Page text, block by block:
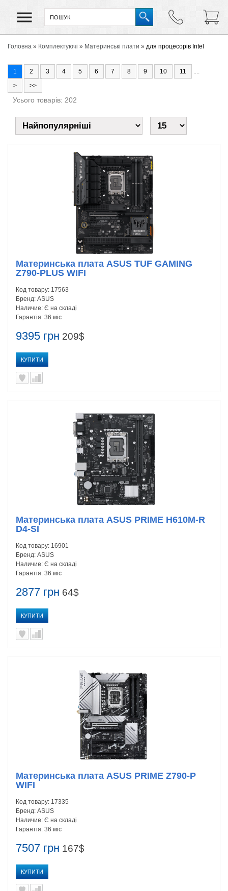
Головна » Комплектуючі » Материнські плати » для процесорів Intel
1 2 3 4 5 6 7 8 9 10 11
....
>
>>
Усього товарів: 202
9395 грн 209$
КУПИТИ
Материнська плата ASUS TUF GAMING
Z790-PLUS WIFI
Код товару: 17563
Бренд: ASUS
Наличие: Є на складі
Гарантія: 36 міс
2877 грн 64$
КУПИТИ
Материнська плата ASUS PRIME H610M-R
D4-SI
Код товару: 16901
Бренд: ASUS
Наличие: Є на складі
Гарантія: 36 міс
7507 грн 167$
КУПИТИ
Материнська плата ASUS PRIME Z790-P
WIFI
Код товару: 17335
Бренд: ASUS
Наличие: Є на складі
Гарантія: 36 міс